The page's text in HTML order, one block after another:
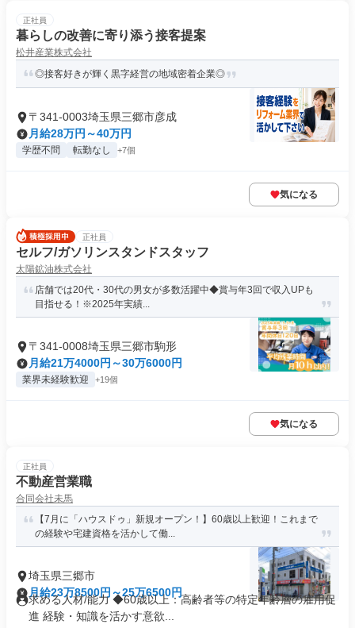
正社員
暮らしの改善に寄り添う接客提案
松井産業株式会社
◎接客好きが輝く黒字経営の地域密着企業◎
〒341-0003埼玉県三郷市彦成
月給28万円～40万円
学歴不問 転勤なし +7個
気になる
正社員
セルフ/ガソリンスタンドスタッフ
太陽鉱油株式会社
店舗では20代・30代の男女が多数活躍中◆賞与年3回で収入UPも
目指せる！※2025年実績...
〒341-0008埼玉県三郷市駒形
月給21万4000円～30万6000円
業界未経験歓迎 +19個
気になる
正社員
不動産営業職
合同会社未馬
【7月に「ハウスドゥ」新規オープン！】60歳以上歓迎！これまで
の経験や宅建資格を活かして働...
埼玉県三郷市
月給23万8500円～25万6500円
求める人材/能力 ◆60歳以上：高齢者等の特定年齢層の雇用促
進 経験・知識を活かす意欲...